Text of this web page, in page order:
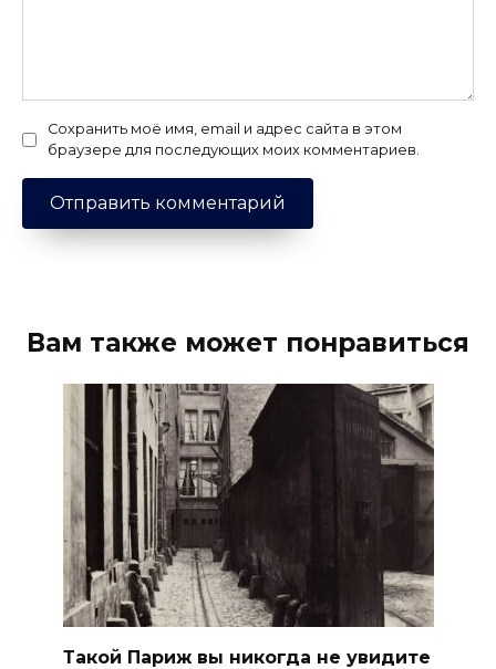
Сохранить моё имя, email и адрес сайта в этом
браузере для последующих моих комментариев.
Вам также может понравиться
Такой Париж вы никогда не увидите